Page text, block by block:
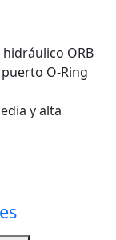
ORB
O-Ring
y alta